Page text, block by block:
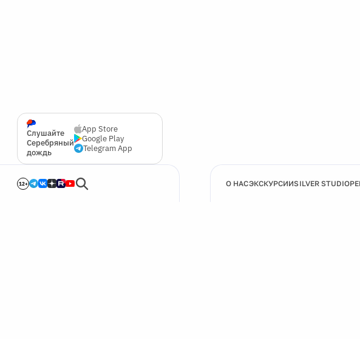
Слушайте
Серебряный
дождь
App Store
Google Play
Telegram App
12+ О НАСЭКСКУРСИИSILVER STUDIO